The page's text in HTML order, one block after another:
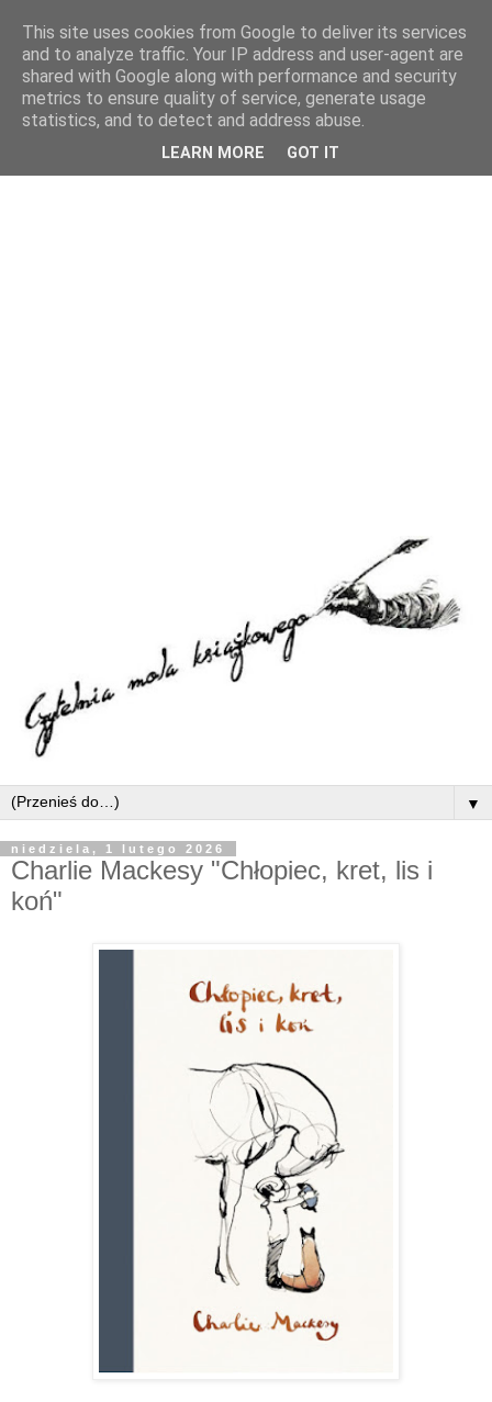
▼
niedziela, 1 lutego 2026
Charlie Mackesy "Chłopiec, kret, lis i
koń"
This site uses cookies from Google to deliver its services
and to analyze traffic. Your IP address and user-agent are
shared with Google along with performance and security
metrics to ensure quality of service, generate usage
statistics, and to detect and address abuse.
LEARN MORE GOT IT